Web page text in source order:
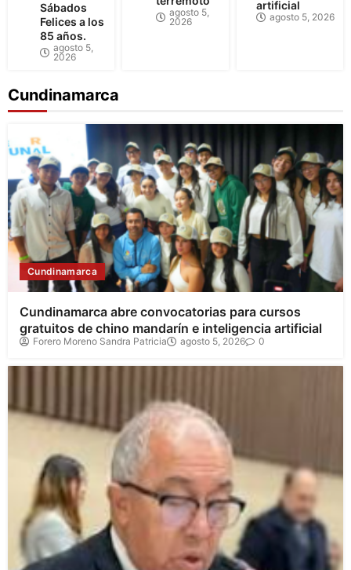
Sábados
Felices a los
85 años.
agosto 5,
2026
agosto 5,
2026
artificial
agosto 5, 2026
Cundinamarca
Cundinamarca
Cundinamarca abre convocatorias para cursos
gratuitos de chino mandarín e inteligencia artificial
Forero Moreno Sandra Patricia agosto 5, 2026 0